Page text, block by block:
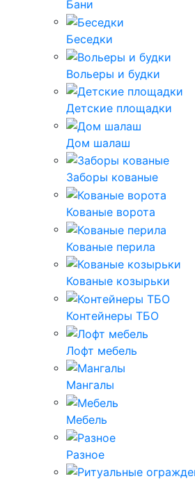
Бани
Беседки
Вольеры и будки
Детские площадки
Дом шалаш
Заборы кованые
Кованые ворота
Кованые перила
Кованые козырьки
Контейнеры ТБО
Лофт мебель
Мангалы
Мебель
Разное